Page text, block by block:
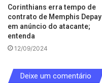
Corinthians erra tempo de
contrato de Memphis Depay
em anúncio do atacante;
entenda
12/09/2024
Deixe um comentário